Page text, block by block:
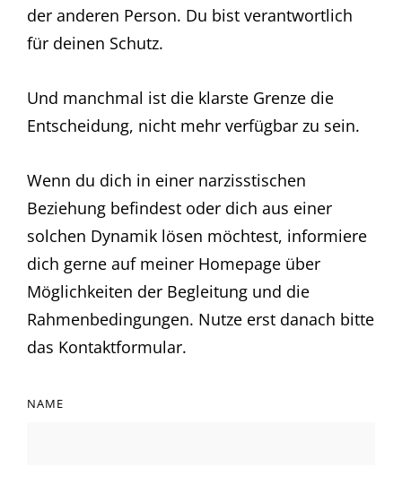
der anderen Person. Du bist verantwortlich
für deinen Schutz.
Und manchmal ist die klarste Grenze die
Entscheidung, nicht mehr verfügbar zu sein.
Wenn du dich in einer narzisstischen
Beziehung befindest oder dich aus einer
solchen Dynamik lösen möchtest, informiere
dich gerne auf meiner Homepage über
Möglichkeiten der Begleitung und die
Rahmenbedingungen. Nutze erst danach bitte
das Kontaktformular.
NAME